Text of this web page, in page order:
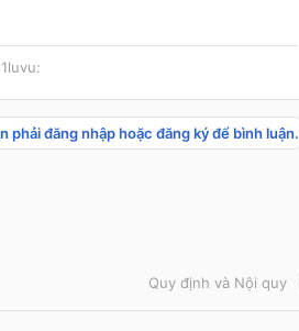
phải đăng nhập hoặc đăng ký để bình luận.
Quy định và Nội quy